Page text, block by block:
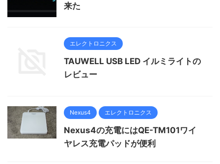
来た
エレクトロニクス
TAUWELL USB LED イルミライトの
レビュー
Nexus4 エレクトロニクス
Nexus4の充電にはQE-TM101ワイ
ヤレス充電パッドが便利